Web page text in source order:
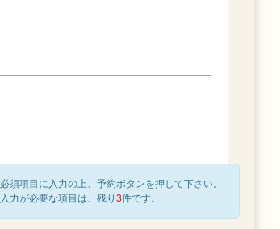
必須項目に入力の上、予約ボタンを押して下さい。
入力が必要な項目は、残り 3件です。